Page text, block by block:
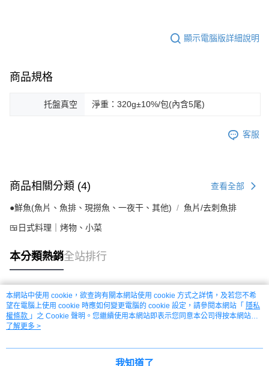
顯示電腦版詳細說明
商品規格
托盤真空 淨重：320g±10%/包(內含5尾)
客服
商品相關分類 (4) 查看全部
●鮮魚(魚片、魚排、現撈魚、一夜干、其他) 魚片/去刺魚排
🍱日式料理｜烤物、小菜
本分類熱銷全站排行
熱門標籤
本網站中使用 cookie，欲查詢有關本網站使用 cookie 方式之詳情，及若您不希
望在電腦上使用 cookie 時應如何變更電腦的 cookie 設定，請參閱本網站「 隱私
權條款 」之 Cookie 聲明。您繼續使用本網站即表示您同意本公司得按本網站使
用條款之 Cookie 聲明使用 cookie。
了解更多 >
我知道了